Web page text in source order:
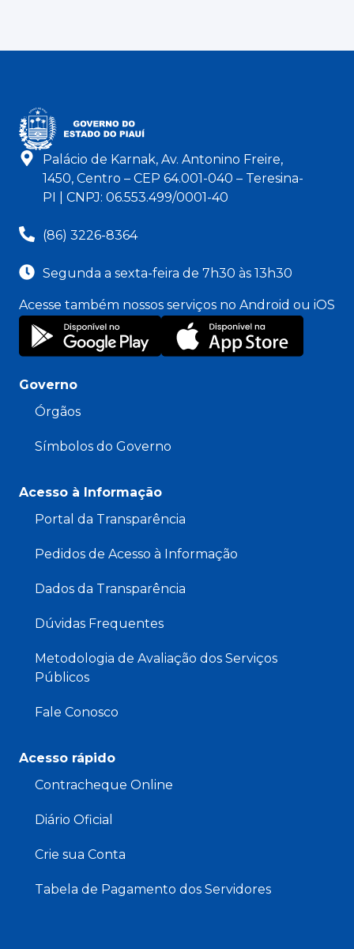
Palácio de Karnak, Av. Antonino Freire,
1450, Centro – CEP 64.001-040 – Teresina-
PI | CNPJ: 06.553.499/0001-40
(86) 3226-8364
Segunda a sexta-feira de 7h30 às 13h30
Acesse também nossos serviços no Android ou iOS
Governo
Órgãos
Símbolos do Governo
Acesso à Informação
Portal da Transparência
Pedidos de Acesso à Informação
Dados da Transparência
Dúvidas Frequentes
Metodologia de Avaliação dos Serviços
Públicos
Fale Conosco
Acesso rápido
Contracheque Online
Diário Oficial
Crie sua Conta
Tabela de Pagamento dos Servidores